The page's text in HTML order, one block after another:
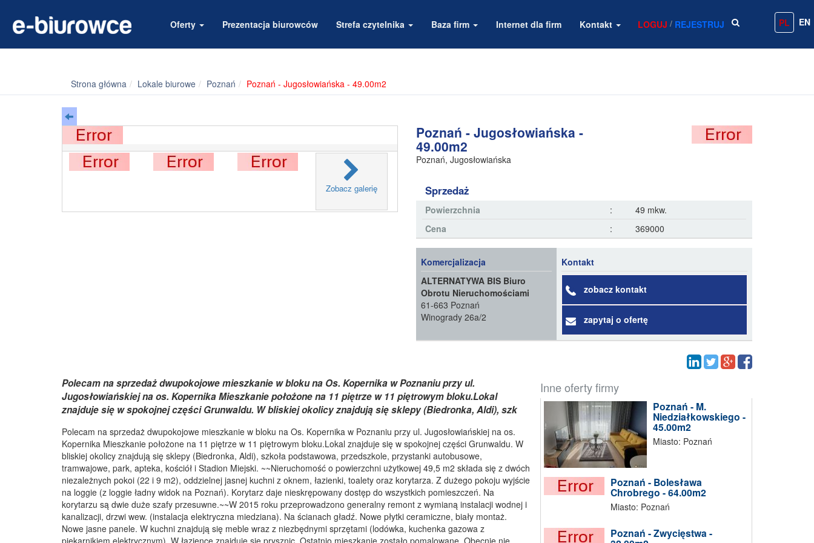
Oferty Prezentacja biurowców Strefa czytelnika Baza firm Internet dla firm Kontakt LOGUJ / REJESTRUJ PL EN
Strona główna Lokale biurowe Poznań Poznań - Jugosłowiańska - 49.00m2
Zobacz galerię
Poznań - Jugosłowiańska -
49.00m2
Poznań, Jugosłowiańska
Sprzedaż
Powierzchnia :
49 mkw.
Cena
: 369000
Komercjalizacja
ALTERNATYWA BIS Biuro
Obrotu Nieruchomościami
61-663 Poznań
Winogrady 26a/2
Kontakt
zobacz kontakt
zapytaj o ofertę
Inne oferty firmy
Poznań - M.
Niedziałkowskiego -
45.00m2
Miasto: Poznań
Poznań - Bolesława
Chrobrego - 64.00m2
Miasto: Poznań
Poznań - Zwycięstwa -
Polecam na sprzedaż dwupokojowe mieszkanie w bloku na Os. Kopernika w Poznaniu przy ul.
Jugosłowiańskiej na os. Kopernika Mieszkanie położone na 11 piętrze w 11 piętrowym bloku.Lokal
znajduje się w spokojnej części Grunwaldu. W bliskiej okolicy znajdują się sklepy (Biedronka, Aldi), szk
Polecam na sprzedaż dwupokojowe mieszkanie w bloku na Os. Kopernika w Poznaniu przy ul. Jugosłowiańskiej na os.
Kopernika Mieszkanie położone na 11 piętrze w 11 piętrowym bloku.Lokal znajduje się w spokojnej części Grunwaldu. W
bliskiej okolicy znajdują się sklepy (Biedronka, Aldi), szkoła podstawowa, przedszkole, przystanki autobusowe,
tramwajowe, park, apteka, kościół i Stadion Miejski. ~~Nieruchomość o powierzchni użytkowej 49,5 m2 składa się z dwóch
niezależnych pokoi (22 i 9 m2), oddzielnej jasnej kuchni z oknem, łazienki, toalety oraz korytarza. Z dużego pokoju wyjście
na loggie (z loggie ładny widok na Poznań). Korytarz daje nieskrępowany dostęp do wszystkich pomieszczeń. Na
korytarzu są dwie duże szafy przesuwne.~~W 2015 roku przeprowadzono generalny remont z wymianą instalacji wodnej i
kanalizacji, drzwi wew. (instalacja elektryczna miedziana). Na ścianach gładź. Nowe płytki ceramiczne, biały montaż.
Nowe jasne panele. W kuchni znajdują się meble wraz z niezbędnymi sprzętami (lodówka, kuchenka gazowa z
piekarnikiem elektrycznym). W łazience znajduje się prysznic. Ostatnio mieszkanie zostało pomalowane. Obecnie nie